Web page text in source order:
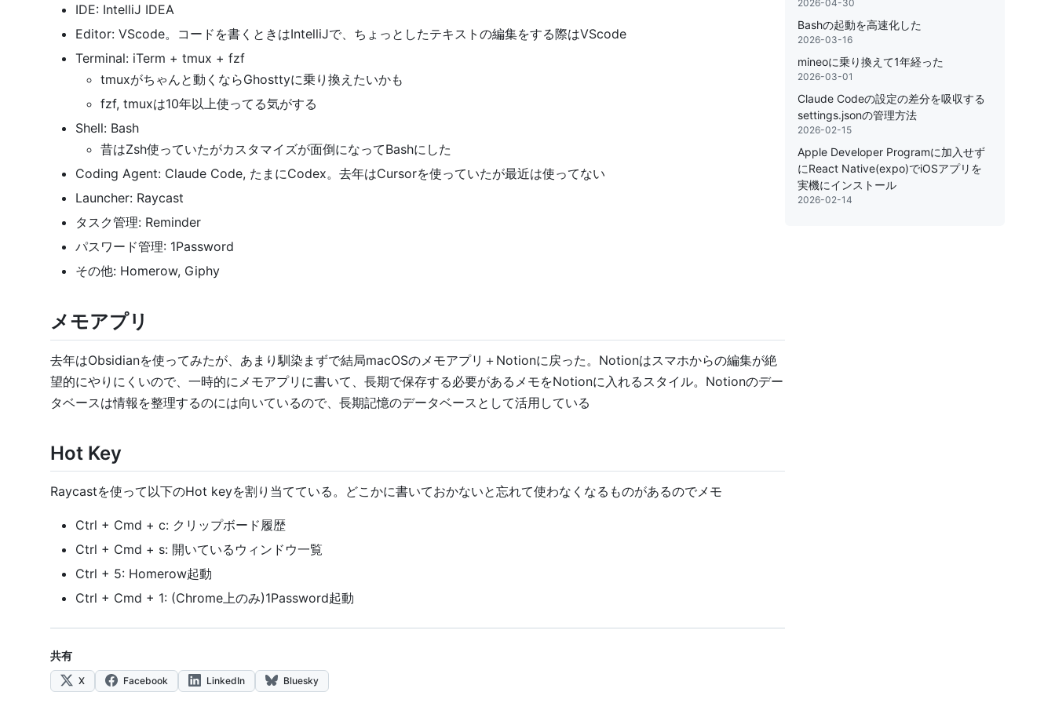
IDE: IntelliJ IDEA
Editor: VScode。コードを書くときはIntelliJで、ちょっとしたテキストの編集をする際はVScode
Terminal: iTerm + tmux + fzf
tmuxがちゃんと動くならGhosttyに乗り換えたいかも
fzf, tmuxは10年以上使ってる気がする
Shell: Bash
昔はZsh使っていたがカスタマイズが面倒になってBashにした
Coding Agent: Claude Code, たまにCodex。去年はCursorを使っていたが最近は使ってない
Launcher: Raycast
タスク管理: Reminder
パスワード管理: 1Password
その他: Homerow, Giphy
メモアプリ
去年はObsidianを使ってみたが、あまり馴染まずで結局macOSのメモアプリ＋Notionに戻った。Notionはスマホからの編集が絶
望的にやりにくいので、一時的にメモアプリに書いて、長期で保存する必要があるメモをNotionに入れるスタイル。Notionのデー
タベースは情報を整理するのには向いているので、長期記憶のデータベースとして活用している
Hot Key
Raycastを使って以下のHot keyを割り当てている。どこかに書いておかないと忘れて使わなくなるものがあるのでメモ
Ctrl + Cmd + c: クリップボード履歴
Ctrl + Cmd + s: 開いているウィンドウ一覧
Ctrl + 5: Homerow起動
Ctrl + Cmd + 1: (Chrome上のみ)1Password起動
共有
X Facebook LinkedIn Bluesky
2026-04-30
Bashの起動を高速化した
2026-03-16
mineoに乗り換えて1年経った
2026-03-01
Claude Codeの設定の差分を吸収する
settings.jsonの管理方法
2026-02-15
Apple Developer Programに加入せず
にReact Native(expo)でiOSアプリを
実機にインストール
2026-02-14